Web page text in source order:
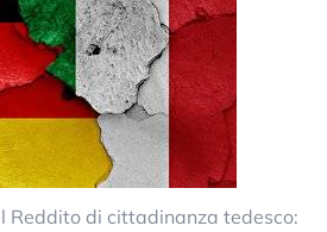
Reddito di cittadinanza tedesco: